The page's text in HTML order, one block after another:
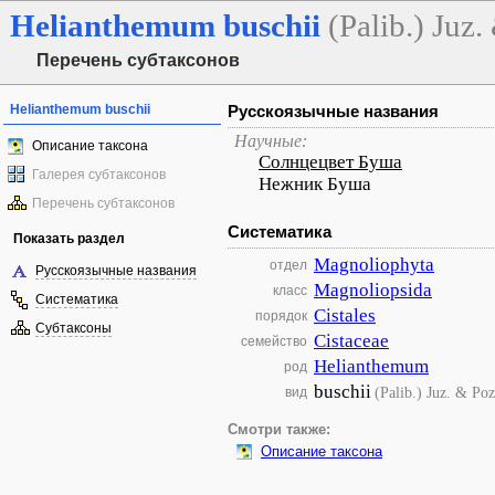
Helianthemum buschii (Palib.) Juz.
Перечень субтаксонов
Helianthemum buschii
Описание таксона
Галерея субтаксонов
Перечень субтаксонов
Показать раздел
Русскоязычные названия
Систематика
Субтаксоны
Русскоязычные названия
Научные:
Солнцецвет Буша
Нежник Буша
Систематика
отдел Magnoliophyta
класс Magnoliopsida
порядок Cistales
семейство Cistaceae
род Helianthemum
вид buschii(Palib.) Juz. &
Смотри также:
Описание таксона